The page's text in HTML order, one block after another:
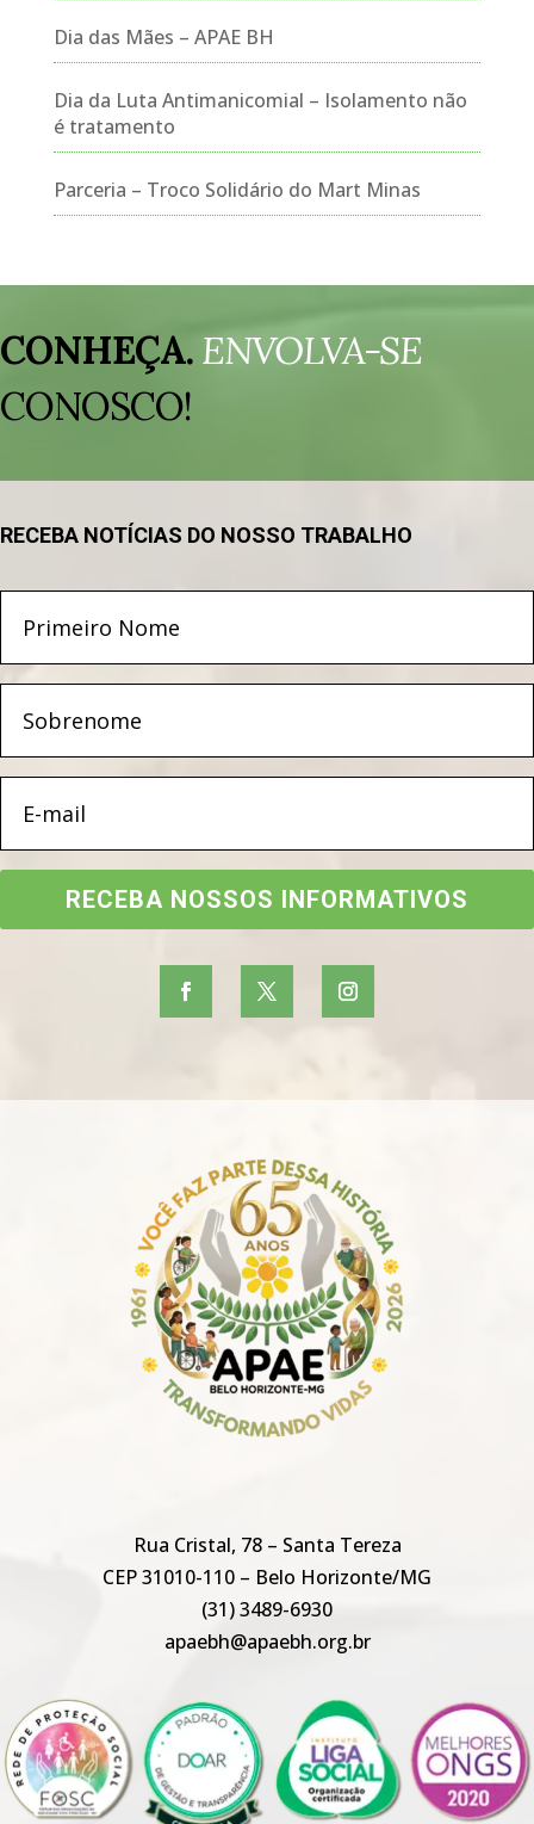
Dia das Mães – APAE BH
Dia da Luta Antimanicomial – Isolamento não
é tratamento
Parceria – Troco Solidário do Mart Minas
de
vídeo
CONHEÇA.ENVOLVA-SE
CONOSCO!
RECEBA NOTÍCIAS DO NOSSO TRABALHO
RECEBA NOSSOS INFORMATIVOS
Rua Cristal, 78 – Santa Tereza
CEP 31010-110 – Belo Horizonte/MG
(31) 3489-6930
apaebh@apaebh.org.br